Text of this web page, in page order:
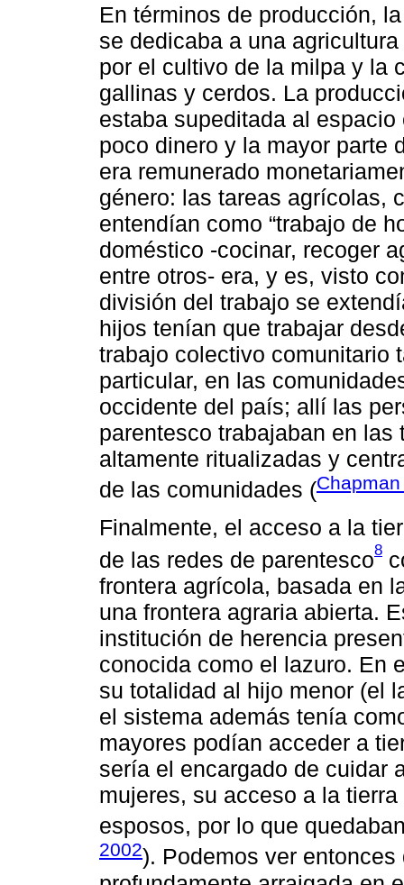
En términos de producción,
se dedicaba a una
por el cultivo de la milpa y la
gallinas y cerdos. La
estaba supeditada al
poco dinero y la mayor parte
era remunerado
género: las tareas agrícolas,
entendían como “trabajo de
doméstico -cocinar, recoger
entre otros- era, y es, visto
división del trabajo se
hijos tenían que trabajar
trabajo colectivo comunitario
particular, en las
occidente del país; allí las
parentesco trabajaban en
altamente ritualizadas y
de las comunidades (
Finalmente, el acceso a la
de las redes de parentesco8
frontera agrícola, basada en
una frontera agraria abierta.
institución de herencia
conocida como el lazuro. En
su totalidad al hijo menor (el
el sistema además tenía
mayores podían acceder a
sería el encargado de cuidar
mujeres, su acceso a la
esposos, por lo que
2002). Podemos ver